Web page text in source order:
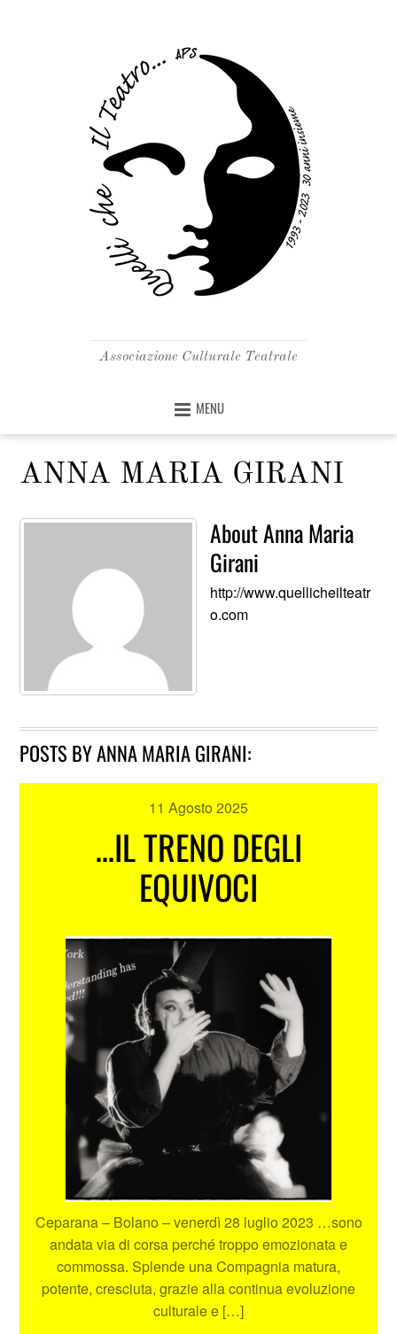
Associazione Culturale Teatrale
MENU
ANNA MARIA GIRANI
AboutAnna Maria
Girani
http://www.quellicheilteatr
o.com
POSTS BY ANNA MARIA GIRANI:
11 Agosto 2025
…IL TRENO DEGLI
EQUIVOCI
Ceparana – Bolano – venerdì 28 luglio 2023 …sono
andata via di corsa perché troppo emozionata e
commossa. Splende una Compagnia matura,
potente, cresciuta, grazie alla continua evoluzione
culturale e […]